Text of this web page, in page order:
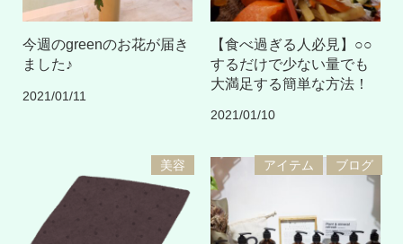
今週のgreenのお花が届き
ました♪
2021/01/11
【食べ過ぎる人必見】○○
するだけで少ない量でも
大満足する簡単な方法！
2021/01/10
美容 アイテム ブログ